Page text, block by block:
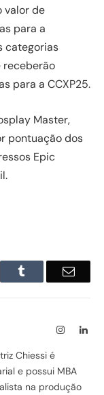
valor de
para a
categorias
receberão
para a CCXP25.
Master,
pontuação dos
Epic
Email
Instagram
Chiessi é
e possui MBA
na produção